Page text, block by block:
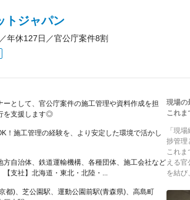
トジャパン
年休127日／官公庁案件8割
ーとして、官公庁案件の施工管理や資料作成を担
を支援します◎
！施工管理の経験を、より安定した環境で活かし
方自治体、鉄道運輸機構、各種団体、施工会社など
【支社】北海道・東北・北陸・...
都)、芝公園駅、運動公園前駅(青森県)、高島町
現場の
これま
「現
捗管理
これ
える
を結び